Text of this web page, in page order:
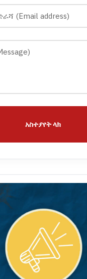
አስተያየት ላክ